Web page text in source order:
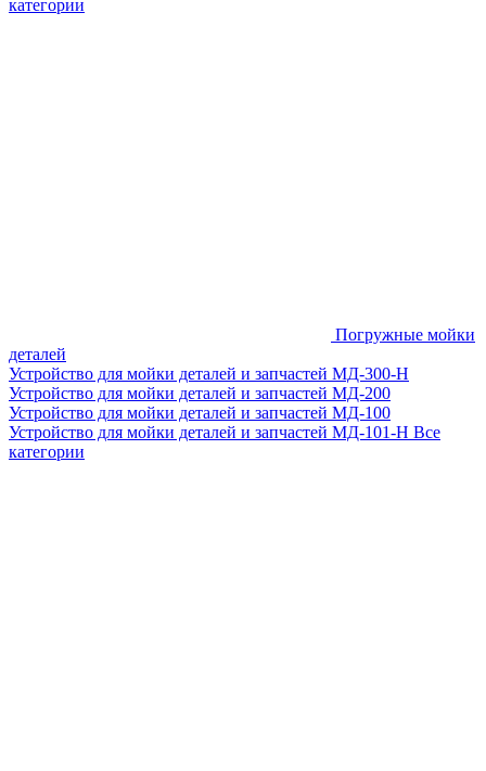
категории
Погружные мойки
деталей
Устройство для мойки деталей и запчастей МД-300-H
Устройство для мойки деталей и запчастей МД-200
Устройство для мойки деталей и запчастей МД-100
Устройство для мойки деталей и запчастей МД-101-Н Все
категории